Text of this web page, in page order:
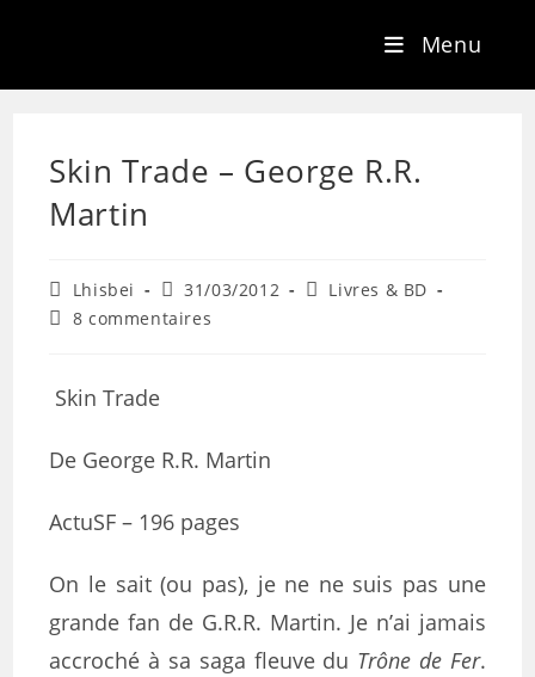
Menu
Skin Trade – George R.R.
Martin
Lhisbei 31/03/2012
Livres & BD
8 commentaires
Skin Trade
De George R.R. Martin
ActuSF – 196 pages
On le sait (ou pas), je ne ne suis pas une
grande fan de G.R.R. Martin. Je n’ai jamais
accroché à sa saga fleuve du Trône de Fer.